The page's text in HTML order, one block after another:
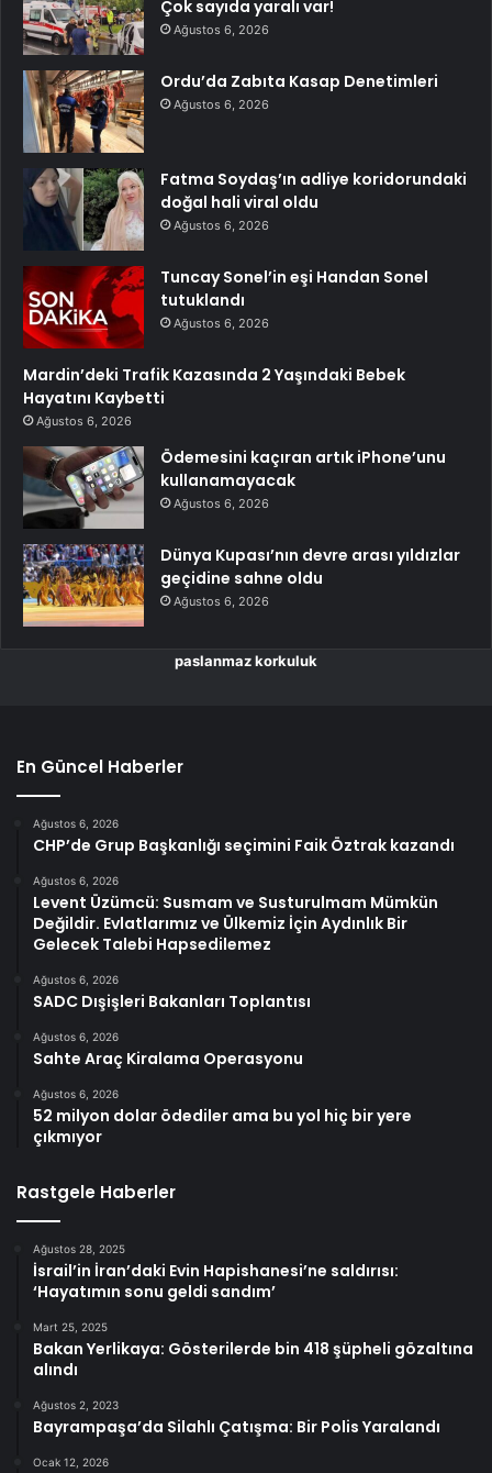
Çok sayıda yaralı var!
Ağustos 6, 2026
Ordu’da Zabıta Kasap Denetimleri
Ağustos 6, 2026
Fatma Soydaş’ın adliye koridorundaki
doğal hali viral oldu
Ağustos 6, 2026
Tuncay Sonel’in eşi Handan Sonel
tutuklandı
Ağustos 6, 2026
Mardin’deki Trafik Kazasında 2 Yaşındaki Bebek
Hayatını Kaybetti
Ağustos 6, 2026
Ödemesini kaçıran artık iPhone’unu
kullanamayacak
Ağustos 6, 2026
Dünya Kupası’nın devre arası yıldızlar
geçidine sahne oldu
Ağustos 6, 2026
paslanmaz korkuluk
En Güncel Haberler
Ağustos 6, 2026
CHP’de Grup Başkanlığı seçimini Faik Öztrak kazandı
Ağustos 6, 2026
Levent Üzümcü: Susmam ve Susturulmam Mümkün
Değildir. Evlatlarımız ve Ülkemiz İçin Aydınlık Bir
Gelecek Talebi Hapsedilemez
Ağustos 6, 2026
SADC Dışişleri Bakanları Toplantısı
Ağustos 6, 2026
Sahte Araç Kiralama Operasyonu
Ağustos 6, 2026
52 milyon dolar ödediler ama bu yol hiç bir yere
çıkmıyor
Rastgele Haberler
Ağustos 28, 2025
İsrail’in İran’daki Evin Hapishanesi’ne saldırısı:
‘Hayatımın sonu geldi sandım’
Mart 25, 2025
Bakan Yerlikaya: Gösterilerde bin 418 şüpheli gözaltına
alındı
Ağustos 2, 2023
Bayrampaşa’da Silahlı Çatışma: Bir Polis Yaralandı
Ocak 12, 2026